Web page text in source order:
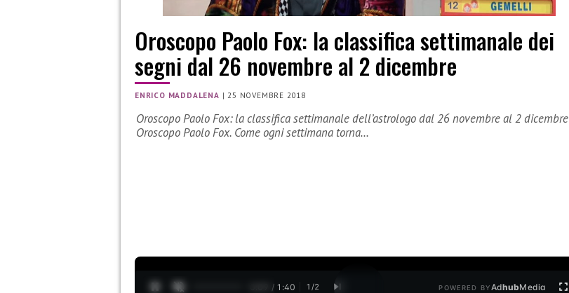
Oroscopo Paolo Fox: la classifica settimanale dei
segni dal 26 novembre al 2 dicembre
ENRICO MADDALENA | 25 NOVEMBRE 2018
Oroscopo Paolo Fox: la classifica settimanale dell’astrologo dal 26 novembre al 2 dicembre
Oroscopo Paolo Fox. Come ogni settimana torna…
0:10 / 1:40 1 /2 POWERED BYAdhubMedia